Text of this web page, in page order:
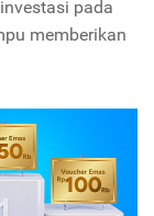
pada
memberikan